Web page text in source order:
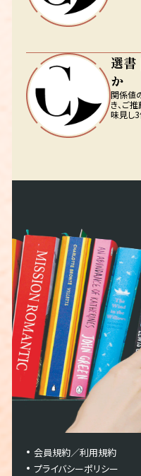
選
か
関係値
き、ご
味見し3
会員規約／利用規約
プライバシーポリシー